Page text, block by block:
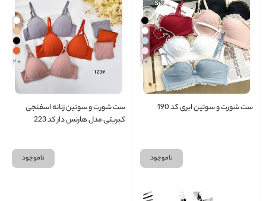
+ 1
ست شورت و سوتین ابری کد 190
ناموجود
+ 2
ست شورت و سوتین زنانه اسفنجی
کبریتی مدل هارنس دار کد 223
ناموجود